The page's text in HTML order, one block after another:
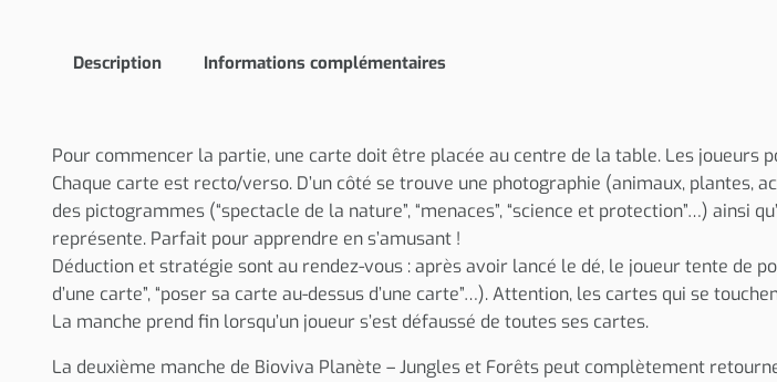
Description Informations complémentaires
Pour commencer la partie, une carte doit être placée au centre de la table. Les joueurs
Chaque carte est recto/verso. D’un côté se trouve une photographie (animaux,
des pictogrammes (“spectacle de la nature”, “menaces”, “science et protection”…)
représente. Parfait pour apprendre en s’amusant !
Déduction et stratégie sont au rendez-vous : après avoir lancé le dé, le joueur tente de
d’une carte”, “poser sa carte au-dessus d’une carte”…). Attention, les cartes qui se
La manche prend fin lorsqu’un joueur s’est défaussé de toutes ses cartes.
La deuxième manche de Bioviva Planète – Jungles et Forêts peut complètement